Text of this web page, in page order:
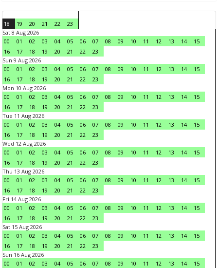
18 19 20 21 22
23
Sat 8 Aug 2026
00
01 02 03 04 05 06 07 08 09 10 11 12 13 14
15
16
17 18 19 20 21 22
23
Sun 9 Aug 2026
00
01 02 03 04 05 06 07 08 09 10 11 12 13 14
15
16
17 18 19 20 21 22
23
Mon 10 Aug 2026
00
01 02 03 04 05 06 07 08 09 10 11 12 13 14
15
16
17 18 19 20 21 22
23
Tue 11 Aug 2026
00
01 02 03 04 05 06 07 08 09 10 11 12 13 14
15
16
17 18 19 20 21 22
23
Wed 12 Aug 2026
00
01 02 03 04 05 06 07 08 09 10 11 12 13 14
15
16
17 18 19 20 21 22
23
Thu 13 Aug 2026
00
01 02 03 04 05 06 07 08 09 10 11 12 13 14
15
16
17 18 19 20 21 22
23
Fri 14 Aug 2026
00
01 02 03 04 05 06 07 08 09 10 11 12 13 14
15
16
17 18 19 20 21 22
23
Sat 15 Aug 2026
00
01 02 03 04 05 06 07 08 09 10 11 12 13 14
15
16
17 18 19 20 21 22
23
Sun 16 Aug 2026
00
01 02 03 04 05 06 07 08 09 10 11 12 13 14 15